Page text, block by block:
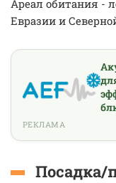
Ареал обитания -
Евразии и
РЕКЛАМА
Посадка/